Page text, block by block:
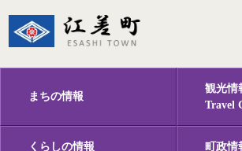
まちの情報
観光情
Travel
くらしの情報 町政情